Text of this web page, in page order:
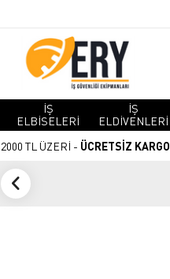
İŞ
ELBİSELERİ
İŞ
ELDİVENLERİ
2000 TL ÜZERİ - ÜCRETSİZ KARGO